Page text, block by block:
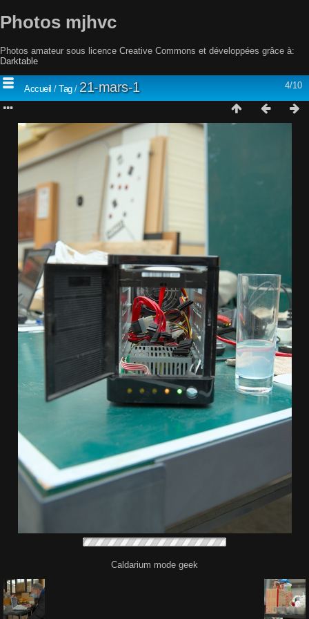
Photos mjhvc
Photos amateur sous licence Creative Commons et développées grâce à:
Darktable
4/10
Accueil / Tag / 21-mars-1
Caldarium mode geek